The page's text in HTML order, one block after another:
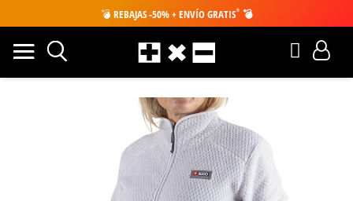
💣 REBAJAS -50% + ENVÍO GRATIS* 💣